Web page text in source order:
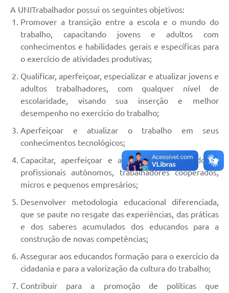
A UNITrabalhador possui os seguintes objetivos:
Promover a transição entre a escola e o mundo do
trabalho, capacitando jovens e adultos com
conhecimentos e habilidades gerais e específicas para
o exercício de atividades produtivas;
Qualificar, aperfeiçoar, especializar e atualizar jovens e
adultos trabalhadores, com qualquer nível de
escolaridade, visando sua inserção e melhor
desempenho no exercício do trabalho;
Aperfeiçoar e atualizar o trabalho em seus
conhecimentos tecnológicos;
Capacitar, aperfeiçoar e atualizar empreendedores,
profissionais autônomos, trabalhadores cooperados,
micros e pequenos empresários;
Desenvolver metodologia educacional diferenciada,
que se paute no resgate das experiências, das práticas
e dos saberes acumulados dos educandos para a
construção de novas competências;
Assegurar aos educandos formação para o exercício da
cidadania e para a valorização da cultura do trabalho;
Contribuir para a promoção de políticas que